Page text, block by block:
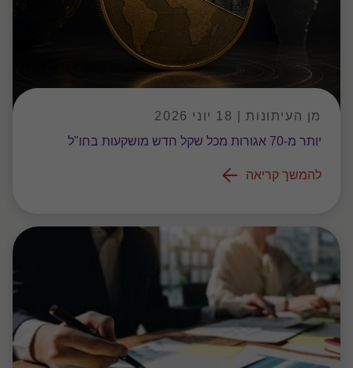
מן העיתונות | 18 יוני 2026
יותר מ-70 אגורות מכל שקל חדש מושקעות בחו"ל
להמשך קריאה